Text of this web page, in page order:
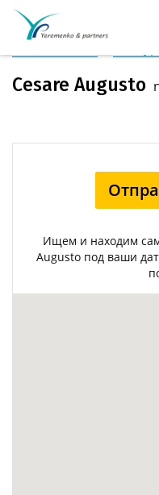
Италия
Cesare Augusto
Ищем и находим
Augusto под ваши